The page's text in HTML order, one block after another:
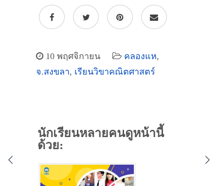
10 พฤศจิกายน คลองแห,
จ.สงขลา, เรียนวิขาคณิตศาสตร์
นักเรียนหลายคนดูหน้านี้
ด้วย: